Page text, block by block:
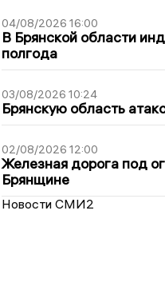
04/08/2026 16:00
В Брянской области
полгода
03/08/2026 10:24
Брянскую область
02/08/2026 12:00
Железная дорога под
Брянщине
Новости СМИ2